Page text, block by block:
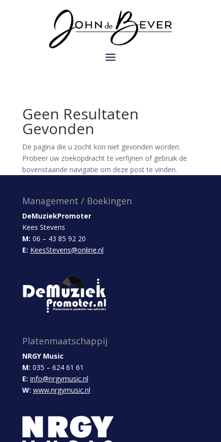
Geen Resultaten
Gevonden
De pagina die u zocht kon niet gevonden worden.
Probeer uw zoekopdracht te verfijnen of gebruik de
bovenstaande navigatie om deze post te vinden.
Management / Boekingen
DeMuziekPromoter
Kees Stevens
M: 06 – 43 85 92 20
E: KeesStevens@online.nl
Platenmaatschappij
NRGY Music
M: 035 – 624 61 61
E: info@nrgymusic.nl
W: www.nrgymusic.nl